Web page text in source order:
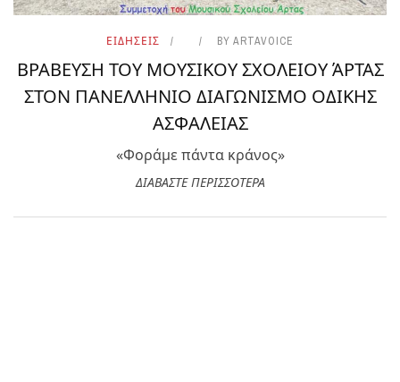
ΕΙΔΗΣΕΙΣ BY ARTAVOICE
ΒΡΑΒΕΥΣΗ ΤΟΥ ΜΟΥΣΙΚΟΥ ΣΧΟΛΕΙΟΥ ΆΡΤΑΣ
ΣΤΟΝ ΠΑΝΕΛΛΗΝΙΟ ΔΙΑΓΩΝΙΣΜΟ ΟΔΙΚΗΣ
ΑΣΦΑΛΕΙΑΣ
«Φοράμε πάντα κράνος»
ΔΙΑΒΑΣΤΕ ΠΕΡΙΣΣΟΤΕΡΑ